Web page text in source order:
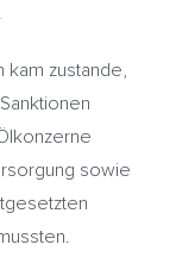
kam zustande,
sowie